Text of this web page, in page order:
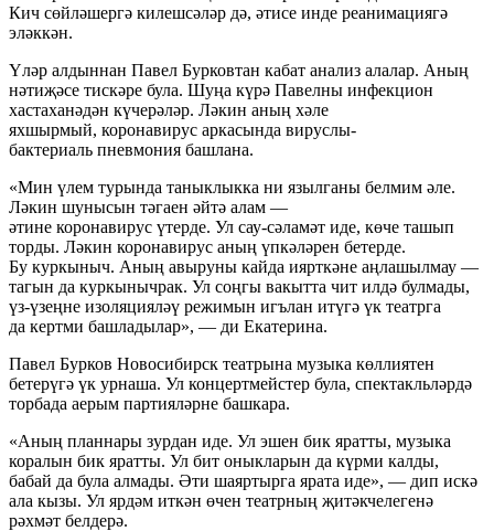
Кич сөйләшергә килешсәләр дә, әтисе инде реанимациягә
эләккән.
Үләр алдыннан Павел Бурковтан кабат анализ алалар. Аның
нәтиҗәсе тискәре була. Шуңа күрә Павелны инфекцион
хастаханәдән күчерәләр. Ләкин аның хәле
яхшырмый, коронавирус аркасында вируслы-
бактериаль пневмония башлана.
«Мин үлем турында таныклыкка ни язылганы белмим әле.
Ләкин шунысын тәгаен әйтә алам —
әтине коронавирус үтерде. Ул сау-сәламәт иде, көче ташып
торды. Ләкин коронавирус аның үпкәләрен бетерде.
Бу куркыныч. Аның авыруны кайда иярткәне аңлашылмау —
тагын да куркынычрак. Ул соңгы вакытта чит илдә булмады,
үз-үзеңне изоляцияләү режимын игълан итүгә үк театрга
да кертми башладылар», — ди Екатерина.
Павел Бурков Новосибирск театрына музыка көллиятен
бетерүгә үк урнаша. Ул концертмейстер була, спектакльләрдә
торбада аерым партияләрне башкара.
«Аның планнары зурдан иде. Ул эшен бик яратты, музыка
коралын бик яратты. Ул бит оныкларын да күрми калды,
бабай да була алмады. Әти шаяртырга ярата иде», — дип искә
ала кызы. Ул ярдәм иткән өчен театрның җитәкчелегенә
рәхмәт белдерә.